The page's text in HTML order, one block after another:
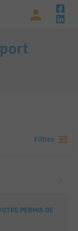
Filtres
PERMIS DE